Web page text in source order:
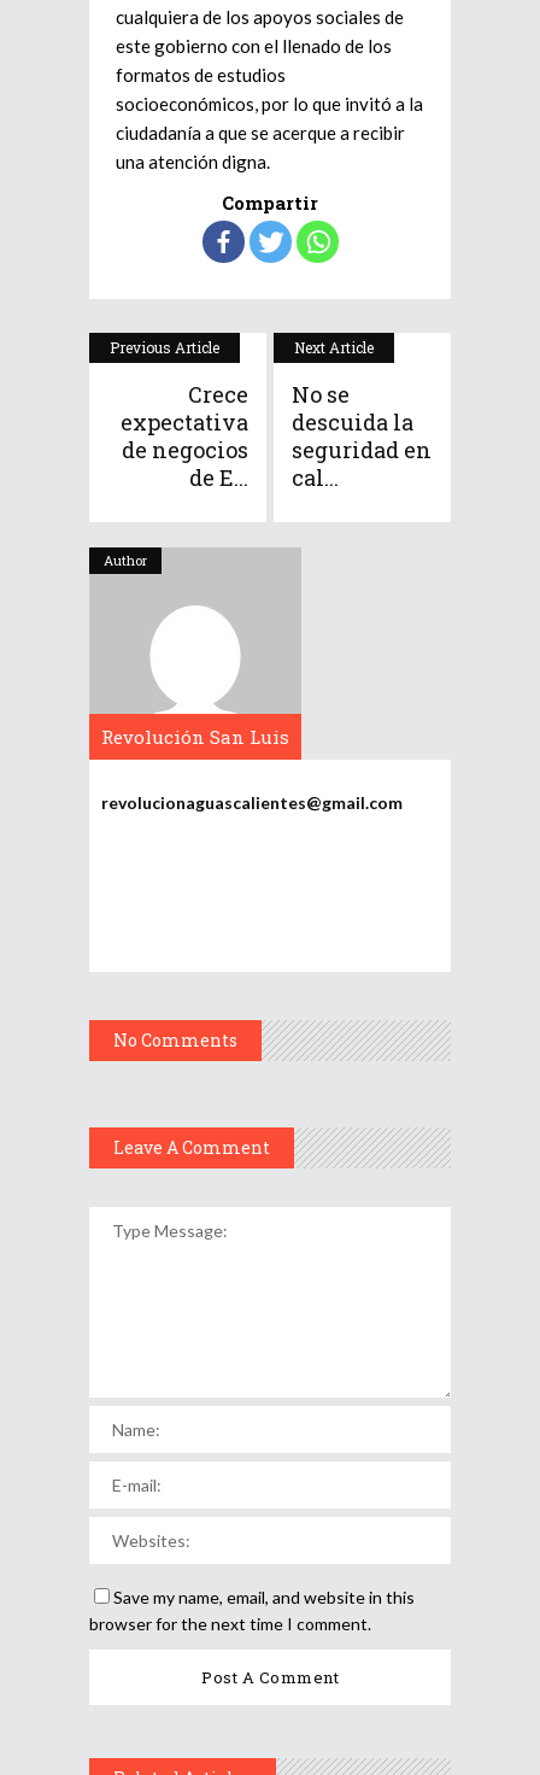
cualquiera de los apoyos sociales de
este gobierno con el llenado de los
formatos de estudios
socioeconómicos, por lo que invitó a la
ciudadanía a que se acerque a recibir
una atención digna.
Compartir
Previous Article
Crece
expectativa
de negocios
de E...
Next Article
No se
descuida la
seguridad en
cal...
Author
Revolución San Luis
revolucionaguascalientes@gmail.com
No Comments
Leave A Comment
Save my name, email, and website in this
browser for the next time I comment.